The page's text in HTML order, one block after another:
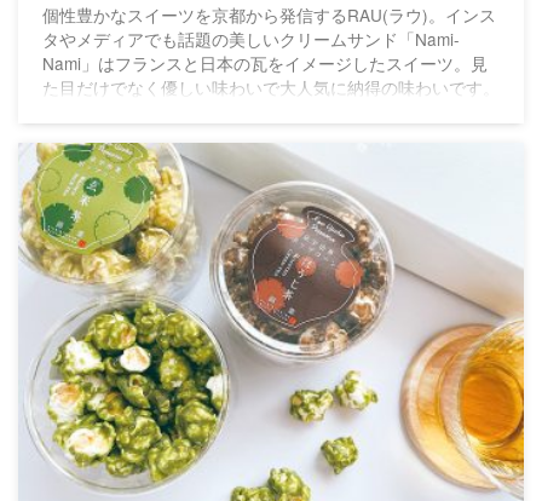
個性豊かなスイーツを京都から発信するRAU(ラウ)。インス
タやメディアでも話題の美しいクリームサンド「Nami-
Nami」はフランスと日本の瓦をイメージしたスイーツ。見
た目だけでなく優しい味わいで大人気に納得の味わいです。